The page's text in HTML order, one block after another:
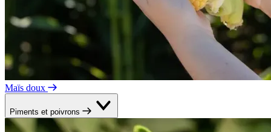
Maïs doux
Piments et poivrons